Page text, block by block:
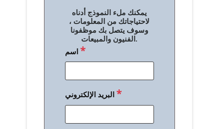
يمكنك ملء النموذج أدناه
لاحتياجاتك من المعلومات ،
وسوف يتصل بك موظفونا
الفنيون والمبيعات.
اسم*
البريد الإلكتروني*